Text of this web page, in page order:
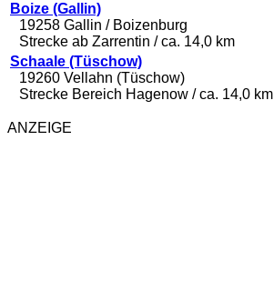
Boize (Gallin)
19258 Gallin / Boizenburg
Strecke ab Zarrentin / ca. 14,0 km
Schaale (Tüschow)
19260 Vellahn (Tüschow)
Strecke Bereich Hagenow / ca. 14,0 km
ANZEIGE